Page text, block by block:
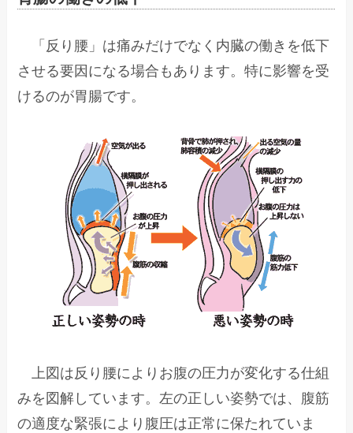
「反り腰」は痛みだけでなく内臓の働きを低下
させる要因になる場合もあります。特に影響を受
けるのが胃腸です。
上図は反り腰によりお腹の圧力が変化する仕組
みを図解しています。左の正しい姿勢では、腹筋
の適度な緊張により腹圧は正常に保たれていま